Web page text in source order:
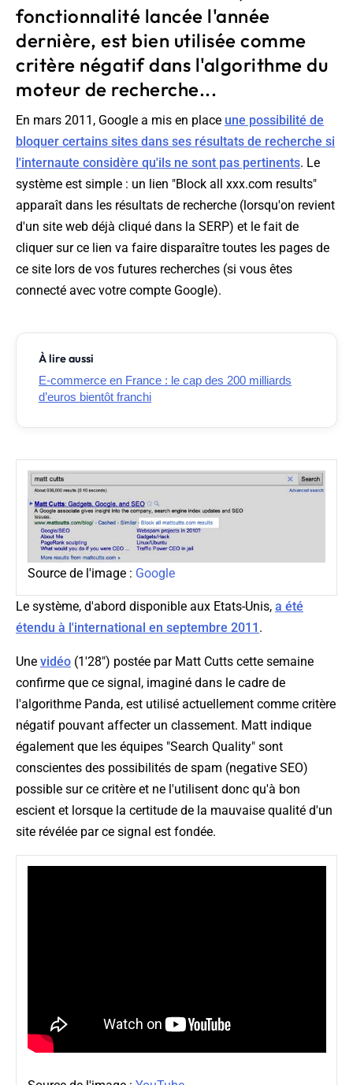
fonctionnalité lancée l'année
dernière, est bien utilisée comme
critère négatif dans l'algorithme du
moteur de recherche...
En mars 2011, Google a mis en place une possibilité de
bloquer certains sites dans ses résultats de recherche si
l'internaute considère qu'ils ne sont pas pertinents. Le
système est simple : un lien "Block all xxx.com results"
apparaît dans les résultats de recherche (lorsqu'on revient
d'un site web déjà cliqué dans la SERP) et le fait de
cliquer sur ce lien va faire disparaître toutes les pages de
ce site lors de vos futures recherches (si vous êtes
connecté avec votre compte Google).
À lire aussi
E-commerce en France : le cap des 200 milliards
d’euros bientôt franchi
Source de l'image : Google
Le système, d'abord disponible aux Etats-Unis, a été
étendu à l'international en septembre 2011 .
Une vidéo (1'28") postée par Matt Cutts cette semaine
confirme que ce signal, imaginé dans le cadre de
l'algorithme Panda, est utilisé actuellement comme critère
négatif pouvant affecter un classement. Matt indique
également que les équipes "Search Quality" sont
conscientes des possibilités de spam (negative SEO)
possible sur ce critère et ne l'utilisent donc qu'à bon
escient et lorsque la certitude de la mauvaise qualité d'un
site révélée par ce signal est fondée.